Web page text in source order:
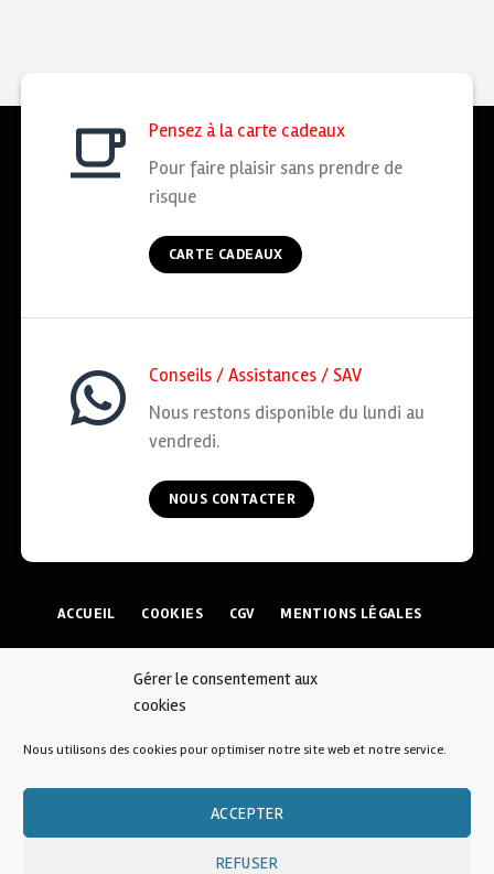
Gérer le consentement aux
cookies
Nous utilisons des cookies pour optimiser notre site web et notre service.
ACCEPTER
REFUSER
Pensez à la carte cadeaux
Pour faire plaisir sans prendre de
risque
CARTE CADEAUX
Conseils / Assistances / SAV
Nous restons disponible du lundi au
vendredi.
NOUS CONTACTER
© 2026 • AFKOI France
ACCUEIL COOKIES CGV MENTIONS LÉGALES
Une création